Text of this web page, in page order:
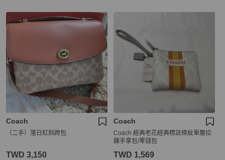
Coach
（二手）落日紅斜跨包
TWD 3,150
Coach
Coach 經典老花經典標誌條紋單層拉
鍊手拿包/零錢包
TWD 1,569